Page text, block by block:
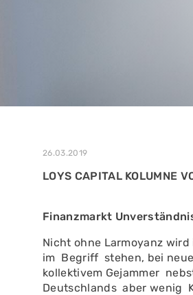
26.03.2019
LOYS CAPITAL KOLUMNE
Finanzmarkt
Nicht ohne Larmoyanz
im Begriff stehen, bei
kollektivem Gejammer
Deutschlands aber wenig